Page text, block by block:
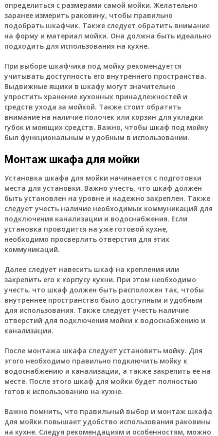
определиться с размерами самой мойки. Желательно
заранее измерить раковину, чтобы правильно
подобрать шкафчик. Также следует обратить внимание
на форму и материал мойки. Она должна быть идеально
подходить для использования на кухне.
При выборе шкафчика под мойку рекомендуется
учитывать доступность его внутреннего пространства.
Выдвижные ящики в шкафу могут значительно
упростить хранение кухонных принадлежностей и
средств ухода за мойкой. Также стоит обратить
внимание на наличие полочек или корзин для укладки
губок и моющих средств. Важно, чтобы шкаф под мойку
был функциональным и удобным в использовании.
Монтаж шкафа для мойки
Установка шкафа для мойки начинается с подготовки
места для установки. Важно учесть, что шкаф должен
быть установлен на уровне и надежно закреплен. Также
следует учесть наличие необходимых коммуникаций для
подключения канализации и водоснабжения. Если
установка проводится на уже готовой кухне,
необходимо просверлить отверстия для этих
коммуникаций.
Далее следует навесить шкаф на крепления или
закрепить его к корпусу кухни. При этом необходимо
учесть, что шкаф должен быть расположен так, чтобы
внутреннее пространство было доступным и удобным
для использования. Также следует учесть наличие
отверстий для подключения мойки к водоснабжению и
канализации.
После монтажа шкафа следует установить мойку. Для
этого необходимо правильно подключить мойку к
водоснабжению и канализации, а также закрепить ее на
месте. После этого шкаф для мойки будет полностью
готов к использованию на кухне.
Важно помнить, что правильный выбор и монтаж шкафа
для мойки повышает удобство использования раковины
на кухне. Следуя рекомендациям и особенностям, можно